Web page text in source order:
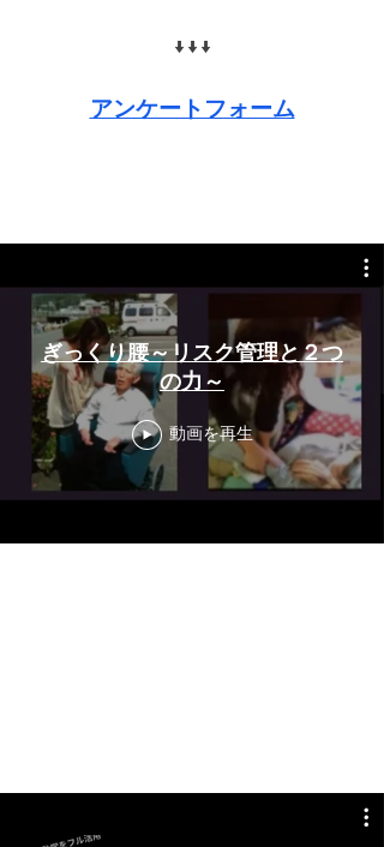
↓↓↓​
アンケートフォーム
ぎっくり腰～リスク管理と２つ
の力～
動画を再生